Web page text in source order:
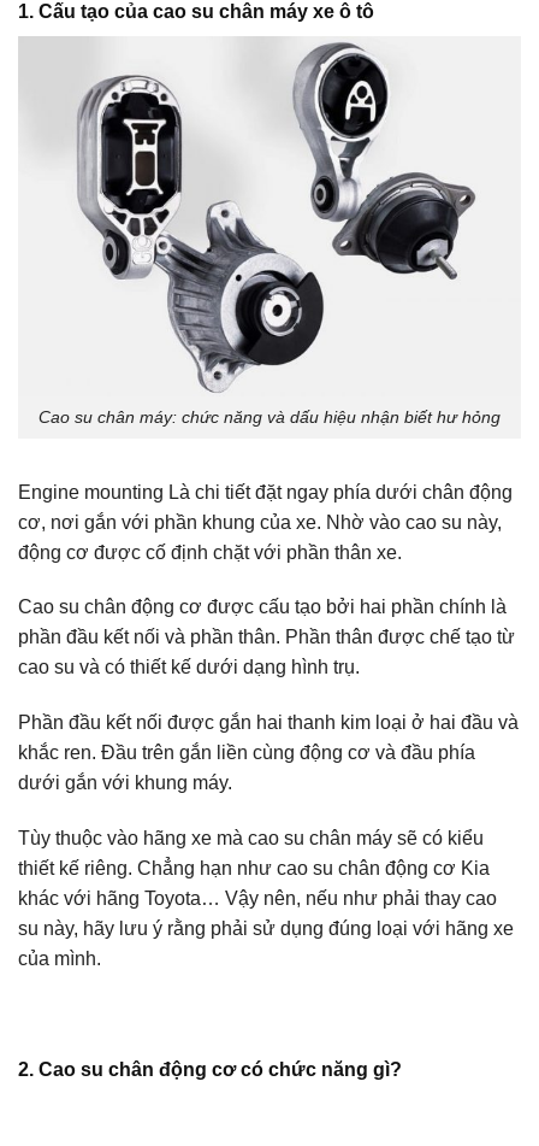
1. Cấu tạo của cao su chân máy xe ô tô
Cao su chân máy: chức năng và dấu hiệu nhận biết hư hỏng
Engine mounting Là chi tiết đặt ngay phía dưới chân động
cơ, nơi gắn với phần khung của xe. Nhờ vào cao su này,
động cơ được cố định chặt với phần thân xe.
Cao su chân động cơ được cấu tạo bởi hai phần chính là
phần đầu kết nối và phần thân. Phần thân được chế tạo từ
cao su và có thiết kế dưới dạng hình trụ.
Phần đầu kết nối được gắn hai thanh kim loại ở hai đầu và
khắc ren. Đầu trên gắn liền cùng động cơ và đầu phía
dưới gắn với khung máy.
Tùy thuộc vào hãng xe mà cao su chân máy sẽ có kiểu
thiết kế riêng. Chẳng hạn như cao su chân động cơ Kia
khác với hãng Toyota… Vậy nên, nếu như phải thay cao
su này, hãy lưu ý rằng phải sử dụng đúng loại với hãng xe
của mình.
2. Cao su chân động cơ có chức năng gì?